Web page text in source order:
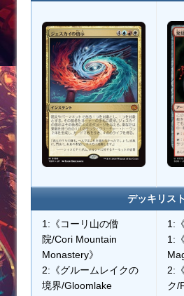
デッキリスト
1:《コーリ山の僧
院/Cori Mountain
Monastery》
2:《グルームレイクの
境界/Gloomlake
1:
1:
2:
ク/